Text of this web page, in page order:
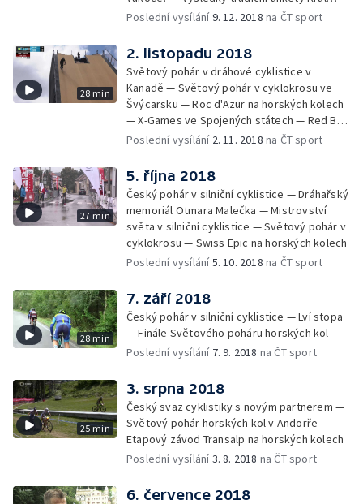
cyklistiky
Poslední vysílání9. 12. 2018 na ČT sport
28 min
2. listopadu 2018
Světový pohár v dráhové cyklistice v
Kanadě — Světový pohár v cyklokrosu ve
Švýcarsku — Roc d'Azur na horských kolech
— X-Games ve Spojených státech — Red Bull
Rampage
Poslední vysílání 2. 11. 2018 na ČT sport
27 min
5. října 2018
Český pohár v silniční cyklistice — Dráhařský
memoriál Otmara Malečka — Mistrovství
světa v silniční cyklistice — Světový pohár v
cyklokrosu — Swiss Epic na horských kolech
Poslední vysílání5. 10. 2018 na ČT sport
28 min
7. září 2018
Český pohár v silniční cyklistice — Lví stopa
— Finále Světového poháru horských kol
Poslední vysílání 7. 9. 2018 na ČT sport
25 min
3. srpna 2018
Český svaz cyklistiky s novým partnerem —
Světový pohár horských kol v Andorře —
Etapový závod Transalp na horských kolech
Poslední vysílání3. 8. 2018 na ČT sport
6. července 2018